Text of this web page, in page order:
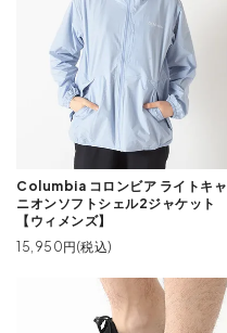
Columbia コロンビア ライトキャ
ニオンソフトシェル2ジャケット
【ウィメンズ】
15,950円(税込)